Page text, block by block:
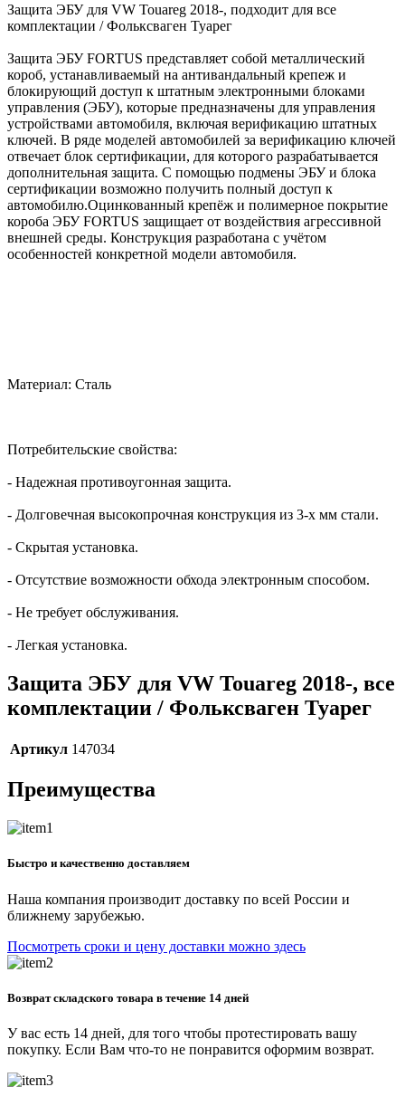
Защита ЭБУ для VW Touareg 2018-, подходит для все
комплектации / Фольксваген Туарег
Защита ЭБУ FORTUS представляет собой металлический
короб, устанавливаемый на антивандальный крепеж и
блокирующий доступ к штатным электронными блоками
управления (ЭБУ), которые предназначены для управления
устройствами автомобиля, включая верификацию штатных
ключей. В ряде моделей автомобилей за верификацию ключей
отвечает блок сертификации, для которого разрабатывается
дополнительная защита. С помощью подмены ЭБУ и блока
сертификации возможно получить полный доступ к
автомобилю.Оцинкованный крепёж и полимерное покрытие
короба ЭБУ FORTUS защищает от воздействия агрессивной
внешней среды. Конструкция разработана с учётом
особенностей конкретной модели автомобиля.
Материал: Сталь
Потребительские свойства:
- Надежная противоугонная защита.
- Долговечная высокопрочная конструкция из 3-х мм стали.
- Скрытая установка.
- Отсутствие возможности обхода электронным способом.
- Не требует обслуживания.
- Легкая установка.
Защита ЭБУ для VW Touareg 2018-, все
комплектации / Фольксваген Туарег
Артикул 147034
Преимущества
Быстро и качественно доставляем
Наша компания производит доставку по всей России и
ближнему зарубежью.
Посмотреть сроки и цену доставки можно здесь
Возврат складского товара в течение 14 дней
У вас есть 14 дней, для того чтобы протестировать вашу
покупку. Если Вам что-то не понравится оформим возврат.